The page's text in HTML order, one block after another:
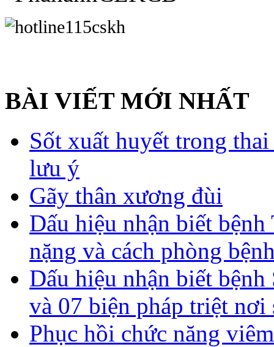
BÀI VIẾT MỚI NHẤT
Sốt xuất huyết trong
lưu ý
Gãy thân xương đùi
Dấu hiệu nhận biết
nặng và cách phòng
Dấu hiệu nhận biết
và 07 biện pháp triệt nơi
Phục hồi chức năng